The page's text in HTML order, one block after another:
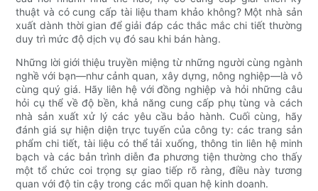
thuật và có cung cấp tài liệu tham khảo không? Một nhà sản
xuất dành thời gian để giải đáp các thắc mắc chi tiết thường
duy trì mức độ dịch vụ đó sau khi bán hàng.
Những lời giới thiệu truyền miệng từ những người cùng ngành
nghề với bạn—như cảnh quan, xây dựng, nông nghiệp—là vô
cùng quý giá. Hãy liên hệ với đồng nghiệp và hỏi những câu
hỏi cụ thể về độ bền, khả năng cung cấp phụ tùng và cách
nhà sản xuất xử lý các yêu cầu bảo hành. Cuối cùng, hãy
đánh giá sự hiện diện trực tuyến của công ty: các trang sản
phẩm chi tiết, tài liệu có thể tải xuống, thông tin liên hệ minh
bạch và các bản trình diễn đa phương tiện thường cho thấy
một tổ chức coi trọng sự giao tiếp rõ ràng, điều này tương
quan với độ tin cậy trong các mối quan hệ kinh doanh.